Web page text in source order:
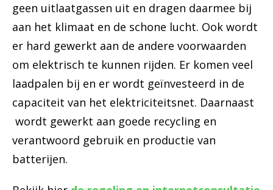
geen uitlaatgassen uit en dragen daarmee bij
aan het klimaat en de schone lucht. Ook wordt
er hard gewerkt aan de andere voorwaarden
om elektrisch te kunnen rijden. Er komen veel
laadpalen bij en er wordt geïnvesteerd in de
capaciteit van het elektriciteitsnet. Daarnaast
wordt gewerkt aan goede recycling en
verantwoord gebruik en productie van
batterijen.